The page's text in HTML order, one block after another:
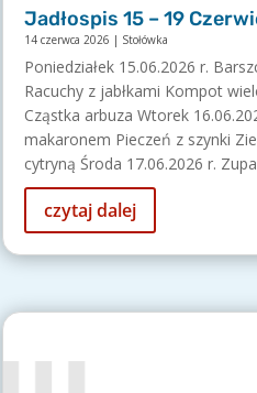
Jadłospis 15 – 19
14 czerwca 2026 | Stołówka
Poniedziałek 15.06.2026 r.
Racuchy z jabłkami Kompot
Cząstka arbuza Wtorek
makaronem Pieczeń z szynki
cytryną Środa 17.06.2026 r.
czytaj dalej